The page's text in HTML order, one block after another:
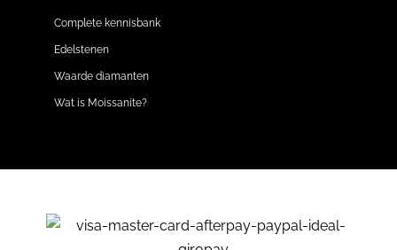
Complete kennisbank
Edelstenen
Waarde diamanten
Wat is Moissanite?